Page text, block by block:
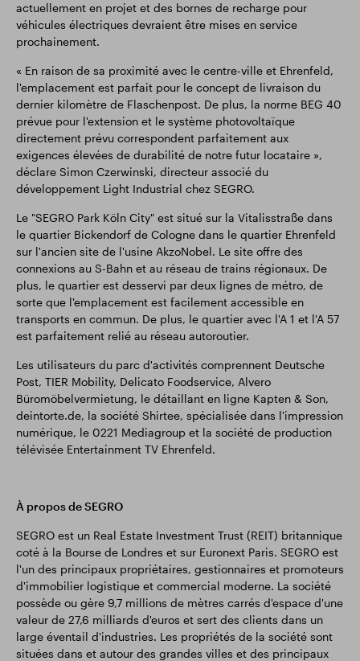
actuellement en projet et des bornes de recharge pour
véhicules électriques devraient être mises en service
prochainement.
« En raison de sa proximité avec le centre-ville et Ehrenfeld,
l'emplacement est parfait pour le concept de livraison du
dernier kilomètre de Flaschenpost. De plus, la norme BEG 40
prévue pour l'extension et le système photovoltaïque
directement prévu correspondent parfaitement aux
exigences élevées de durabilité de notre futur locataire »,
déclare Simon Czerwinski, directeur associé du
développement Light Industrial chez SEGRO.
Le "SEGRO Park Köln City" est situé sur la Vitalisstraße dans
le quartier Bickendorf de Cologne dans le quartier Ehrenfeld
sur l'ancien site de l'usine AkzoNobel. Le site offre des
connexions au S-Bahn et au réseau de trains régionaux. De
plus, le quartier est desservi par deux lignes de métro, de
sorte que l'emplacement est facilement accessible en
transports en commun. De plus, le quartier avec l'A 1 et l'A 57
est parfaitement relié au réseau autoroutier.
Les utilisateurs du parc d'activités comprennent Deutsche
Post, TIER Mobility, Delicato Foodservice, Alvero
Büromöbelvermietung, le détaillant en ligne Kapten & Son,
deintorte.de, la société Shirtee, spécialisée dans l'impression
numérique, le 0221 Mediagroup et la société de production
télévisée Entertainment TV Ehrenfeld.
À propos de SEGRO
SEGRO est un Real Estate Investment Trust (REIT) britannique
coté à la Bourse de Londres et sur Euronext Paris. SEGRO est
l'un des principaux propriétaires, gestionnaires et promoteurs
d'immobilier logistique et commercial moderne. La société
possède ou gère 9,7 millions de mètres carrés d'espace d'une
valeur de 27,6 milliards d'euros et sert des clients dans un
large éventail d'industries. Les propriétés de la société sont
situées dans et autour des grandes villes et des principaux